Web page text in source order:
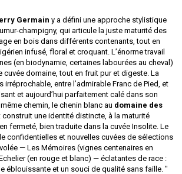
Germain y a défini une approche stylistique
champigny, qui articule la juste maturité des
en bois dans différents contenants, tout en
infusé, floral et croquant. L’énorme travail
(en biodynamie, certaines labourées au cheval)
cuvée domaine, tout en fruit pur et digeste. La
entre l’admirable Franc de Pied, et
et aujourd’hui parfaitement calé dans son
chemin, le chenin blanc au domaine des
construit une identité distincte, à la maturité
fermeté, bien traduite dans la cuvée Insolite. Le
confidentielles et nouvelles cuvées de sélections
— Les Mémoires (vignes centenaires en
(en rouge et blanc) — éclatantes de race :
éblouissante et un souci de qualité sans faille. "